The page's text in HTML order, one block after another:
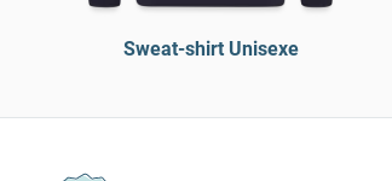
Sweat-shirt Unisexe